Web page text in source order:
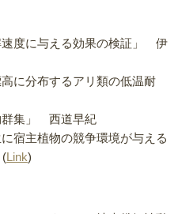
速度に与える効果の検証」 伊
に分布するアリ類の低温耐
群集」 西道早紀
宿主植物の競争環境が与える
Link)